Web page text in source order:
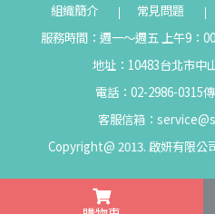
組織簡介 常見問題
服務時間：週一～週五 上午9：
地址：10483台北市中
電話：02-2986-0315
客服信箱：
Copyright@ 2013. 啟妍有限公